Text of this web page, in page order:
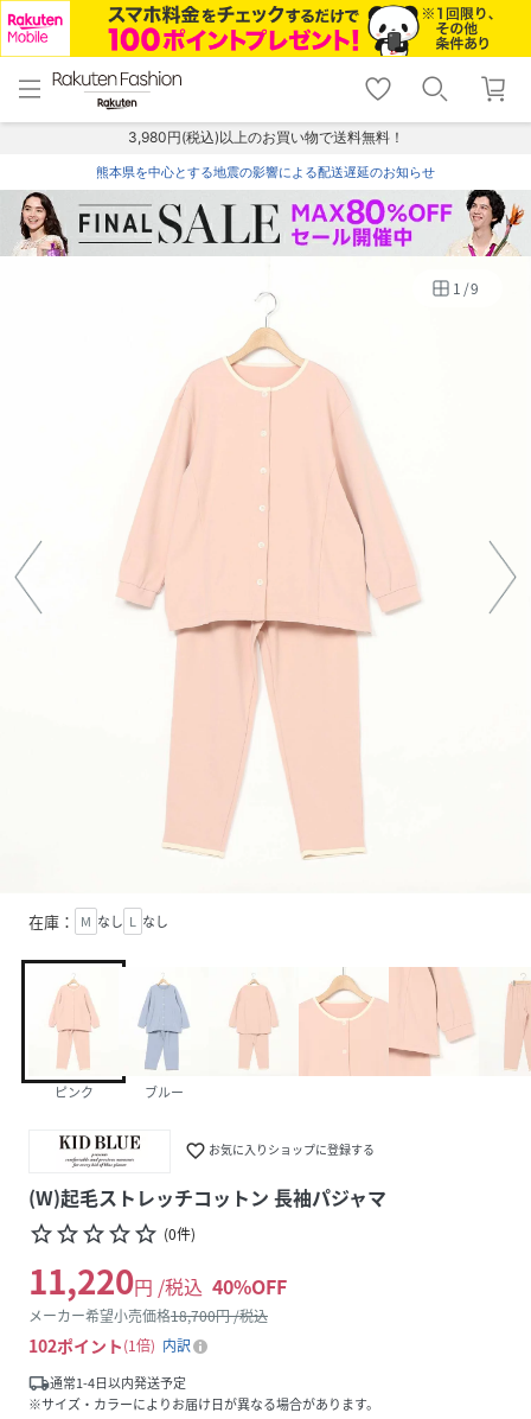
menu home
トップ
shopping_cart lock_outline
ログイン
3,980円(税込)以上のお買い物で送料無料！
熊本県を中心とする地震の影響による配送遅延のお知らせ
1 /9
在庫： M なし L なし
ピンク ブルー
favorite_border お気に入りショップに登録する
(W)起毛ストレッチコットン 長袖パジャマ
star_borderstar_borderstar_borderstar_borderstar_border (0件)
11,220円 /税込 40%OFF
メーカー希望小売価格18,700円 /税込
102ポイント 1倍
内訳
local_shipping通常1-4日以内発送予定
※サイズ・カラーによりお届け日が異なる場合があります。